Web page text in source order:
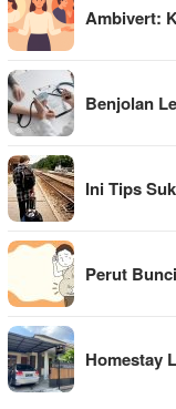
Ambivert:
Benjolan
Ini Tips
Perut
Homestay